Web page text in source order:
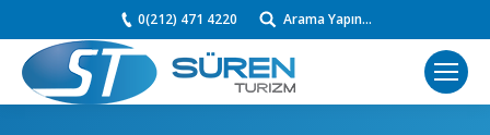
0(212) 471 4220 Search:
Arama Yapın...